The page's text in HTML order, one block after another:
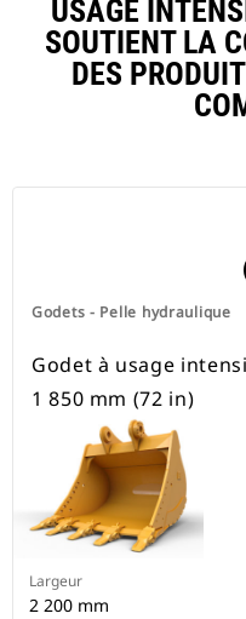
USAGE
SOUTIENT LA
DES
Godets - Pelle hydraulique
Godet à usage
1 850 mm (72 in)
Largeur
2 200 mm